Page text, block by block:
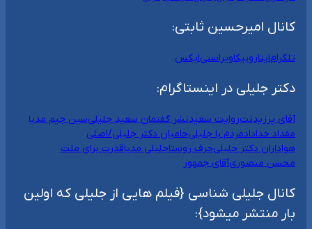
کانال امیرحسین ثابتی:
تلگرامایتاروبیکاویراستیایکس
دکتر جلیلی در اینستاگرام:
آقای پرزیدنتروایت سعیدنشر گفتمان سعید جلیلیسین جیم مدیا
مقداد خدادادمردم با جلیلیحامیان دکتر جلیلی/اصلی
هواداران دکتر جلیلیحرف روستاجلیلی مدیاقدرت برای ملت
محسن منصوریآقای جمهور
کانال جلیلی شناسی {فیلم هایی از جلیلی که اولین
بار منتشر میشود}: